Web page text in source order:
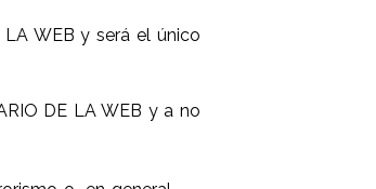
WEB y será el único
DE LA WEB y a no